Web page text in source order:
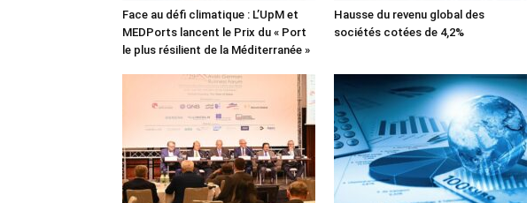
Face au défi climatique : L’UpM et
MEDPorts lancent le Prix du « Port
le plus résilient de la Méditerranée »
Hausse du revenu global des
sociétés cotées de 4,2%